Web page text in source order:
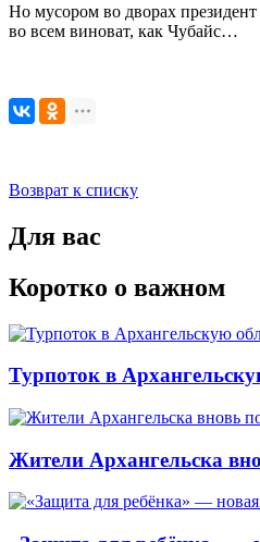
Но мусором во дворах
во всем виноват, как Чубайс…
Возврат к списку
Для вас
Коротко о важном
Турпоток в
Жители Архангельска